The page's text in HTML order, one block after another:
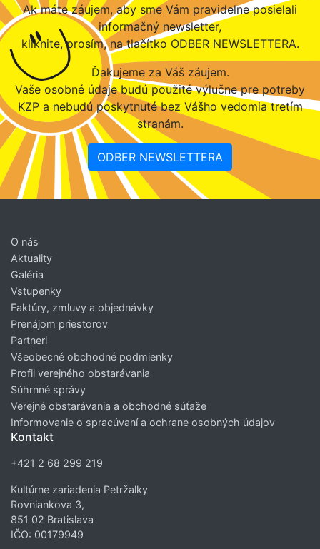
Ak máte záujem, aby sme Vám pravidelne posielali
informačný newsletter,
kliknite, prosím, na tlačítko ODBER NEWSLETTERA.
Ďakujeme za Váš záujem.
Vaše osobné údaje budú použité výlučne pre potreby
KZP a nebudú poskytnuté bez Vášho vedomia tretím
stranám.
ODBER NEWSLETTERA
O nás
Aktuality
Galéria
Vstupenky
Faktúry, zmluvy a objednávky
Prenájom priestorov
Partneri
Všeobecné obchodné podmienky
Profil verejného obstarávania
Súhrnné správy
Verejné obstarávania a obchodné súťaže
Informovanie o spracúvaní a ochrane osobných údajov
Kontakt
+421 2 68 299 219
Kultúrne zariadenia Petržalky
Rovniankova 3,
851 02 Bratislava
IČO: 00179949